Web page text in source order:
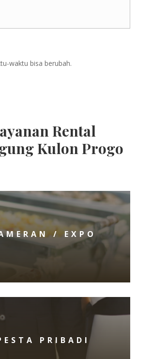
waktu bisa berubah.
Rental
Kulon Progo
/ EXPO
PRIBADI